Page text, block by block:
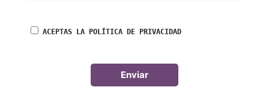
ACEPTAS LA POLÍTICA DE PRIVACIDAD